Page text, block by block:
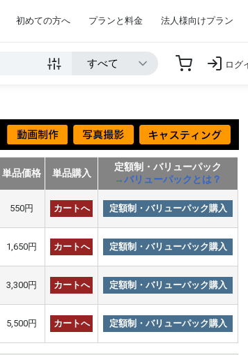
初めての方へ プランと料金 法人様向けプラン
ログ
単品価格 単品購入
定額制・バリューパック
→バリューパックとは？
550円 カートへ 定額制・バリューパック購入
1,650円 カートへ 定額制・バリューパック購入
3,300円 カートへ 定額制・バリューパック購入
5,500円 カートへ 定額制・バリューパック購入